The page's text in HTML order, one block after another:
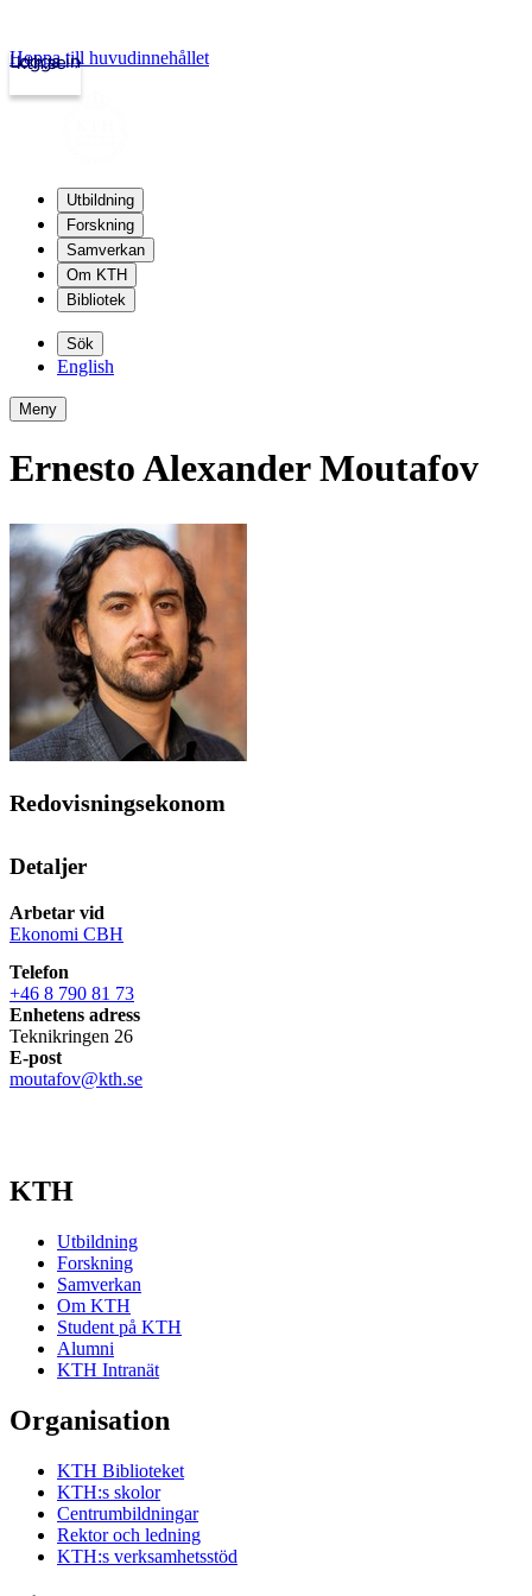
kth.se
Logga in
Hoppa till huvudinnehållet
Utbildning
Forskning
Samverkan
Om KTH
Bibliotek
Sök
English
Meny
Ernesto Alexander Moutafov
Redovisningsekonom
Detaljer
Arbetar vid
Ekonomi CBH
Telefon
+46 8 790 81 73
Enhetens adress
Teknikringen 26
E-post
moutafov@kth.se
KTH
Utbildning
Forskning
Samverkan
Om KTH
Student på KTH
Alumni
KTH Intranät
Organisation
KTH Biblioteket
KTH:s skolor
Centrumbildningar
Rektor och ledning
KTH:s verksamhetsstöd